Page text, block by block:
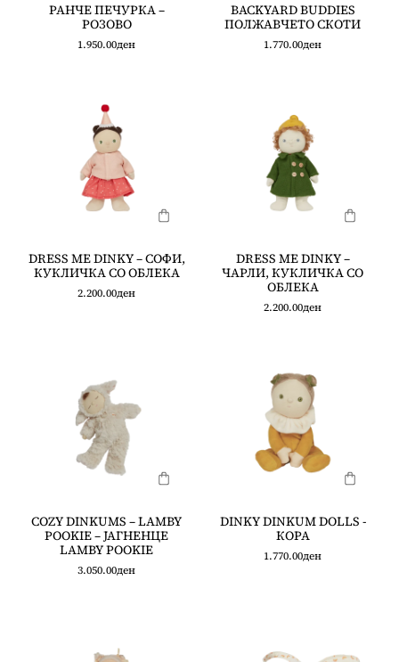
РАНЧЕ ПЕЧУРКА –
РОЗОВО
1.950.00ден
BACKYARD BUDDIES
ПОЛЖАВЧЕТО СКОТИ
1.770.00ден
DRESS ME DINKY – СОФИ,
КУКЛИЧКА СО ОБЛЕКА
2.200.00ден
DRESS ME DINKY –
ЧАРЛИ, КУКЛИЧКА СО
ОБЛЕКА
2.200.00ден
COZY DINKUMS – LAMBY
POOKIE – ЈАГНЕНЦЕ
LAMBY POOKIE
3.050.00ден
DINKY DINKUM DOLLS -
КОРА
1.770.00ден